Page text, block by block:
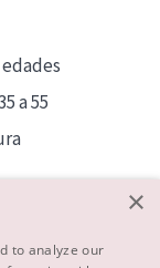
a 55
×
to analyze our